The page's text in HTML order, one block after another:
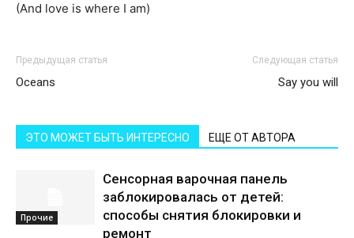
(And love is where I am)
Предыдущая статья
Oceans
Следующая статья
Say you will
ЭТО МОЖЕТ БЫТЬ ИНТЕРЕСНО ЕЩЕ ОТ АВТОРА
Прочие
Сенсорная варочная панель
заблокировалась от детей:
способы снятия блокировки и
ремонт